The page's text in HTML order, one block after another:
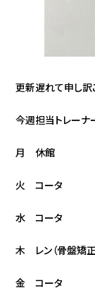
更新遅れて申し訳
今週担当トレーナ
月 休館
火 コータ
水 コータ
木 レン（骨盤矯正
金 コータ